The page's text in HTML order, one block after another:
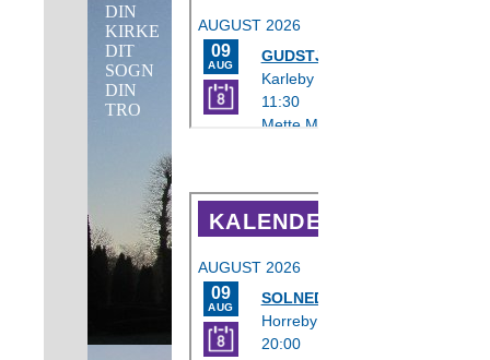
DIN
KIRKE
DIT
SOGN
DIN
TRO